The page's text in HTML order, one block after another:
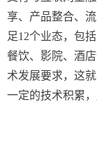
享、产品整合、
足12个业态，包
餐饮、影院、酒
术发展要求，这
一定的技术积累